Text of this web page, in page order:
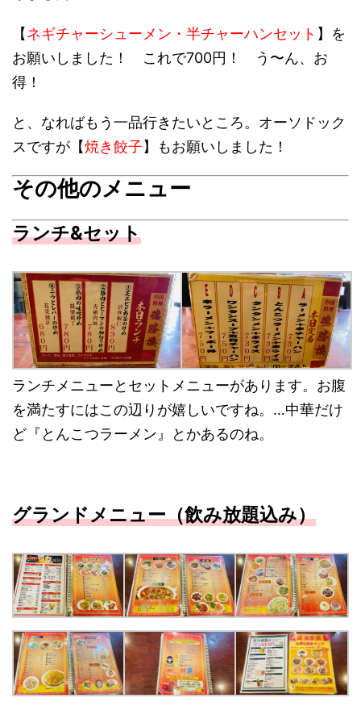
【ネギチャーシューメン・半チャーハンセット 】を
お願いしました！ これで700円！ う〜ん、お
得！
と、なればもう一品行きたいところ。オーソドック
スですが【焼き餃子】もお願いしました！
その他のメニュー
ランチ&セット
ランチメニューとセットメニューがあります。お腹
を満たすにはこの辺りが嬉しいですね。…中華だけ
ど『とんこつラーメン』とかあるのね。
グランドメニュー（飲み放題込み）